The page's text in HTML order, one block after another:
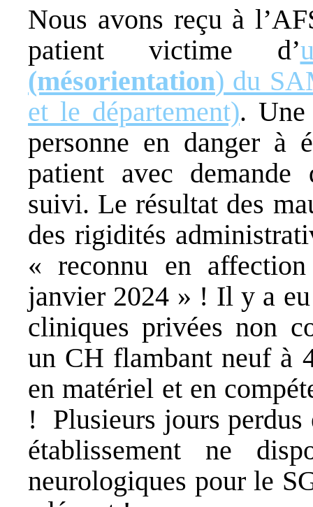
Nous avons reçu à
patient victime d’
(mésorientation) du
et le département). Une
personne en danger à
patient avec demande
suivi. Le résultat des
des rigidités
« reconnu en
janvier 2024 » ! Il y a
cliniques privées non
un CH flambant neuf à
en matériel et en
! Plusieurs jours perdus
établissement ne
neurologiques pour le